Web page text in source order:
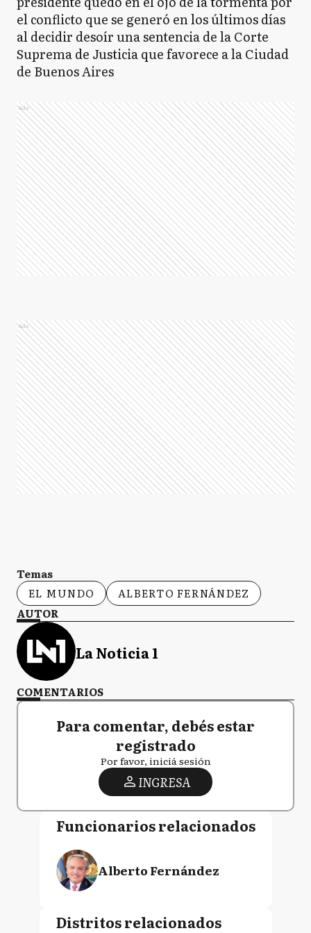
el conflicto que se generó en los últimos días
al decidir desoír una sentencia de la Corte
Suprema de Justicia que favorece a la Ciudad
de Buenos Aires
Ads
Ads
Temas
EL MUNDO
ALBERTO FERNÁNDEZ
AUTOR
La Noticia 1
COMENTARIOS
Para comentar, debés estar
registrado
Por favor, iniciá sesión
INGRESA
Funcionarios relacionados
Alberto Fernández
Distritos relacionados